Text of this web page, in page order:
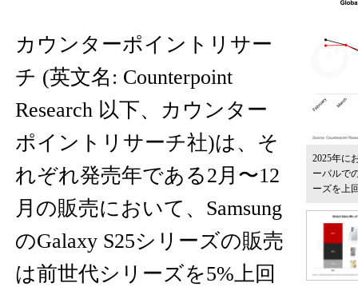
2025年に
ーバルで
ーズを上
カウンターポイントリサー
チ (英文名: Counterpoint
Research 以下、カウンター
ポイントリサーチ社)は、そ
れぞれ発売年である2月〜12
月の販売において、Samsung
のGalaxy S25シリーズの販売
は前世代シリーズを5%上回